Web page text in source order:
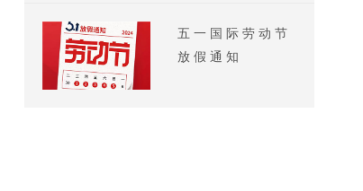
五 一 国 际 劳 动 节
放 假 通 知